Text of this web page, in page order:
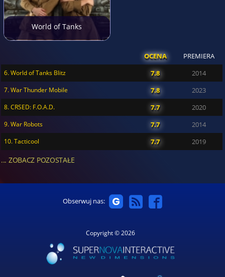
World of Tanks
OCENA PREMIERA
6. World of Tanks Blitz 7.8 2014
7. War Thunder Mobile 7.8 2023
8. CRSED: F.O.A.D. 7.7 2020
9. War Robots 7.7 2014
10. Tacticool 7.7 2019
... ZOBACZ POZOSTAŁE
Obserwuj nas:
Copyright © 2026